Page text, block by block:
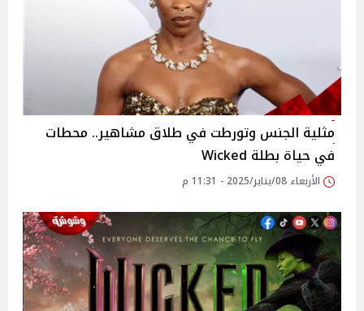
مثلية الجنس وتورطت في طلاق مشاهير.. محطات
في حياة بطلة Wicked
الأربعاء 08/يناير/2025 - 11:31 م